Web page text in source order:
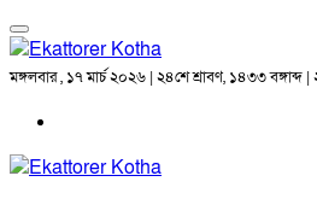
মঙ্গলবার , ১৭ মার্চ ২০২৬ | ২৪শে শ্রাবণ, ১৪৩৩